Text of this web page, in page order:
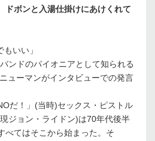
ドボンと入湯仕掛けにあけくれて
いい」
ンドのパイオニアとして知られる
ューマンがインタビューでの発言
だ！」(当時)セックス・ピストル
ジョン・ライドン)は70年代後半
べてはそこから始まった。そ